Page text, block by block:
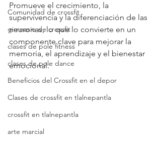
Comunidad de crossfit
gimnasio de crossfit
clases de pole fitness
clases de pole dance
Beneficios del Crossfit en el depor
Clases de crossfit en tlalnepantla
crossfit en tlalnepantla
arte marcial
Promueve el crecimiento, la
supervivencia y la diferenciación de las
neuronas, lo que lo convierte en un
componente clave para mejorar la
memoria, el aprendizaje y el bienestar
emocional.